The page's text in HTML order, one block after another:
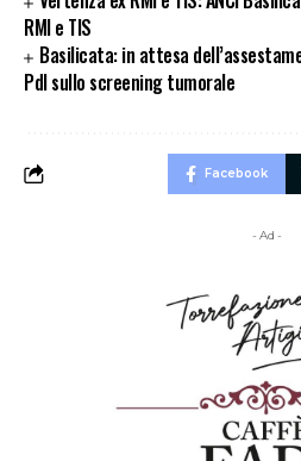
RMI e TIS
Basilicata: in attesa
Pdl sullo screening tumorale
Facebook
- Ad -